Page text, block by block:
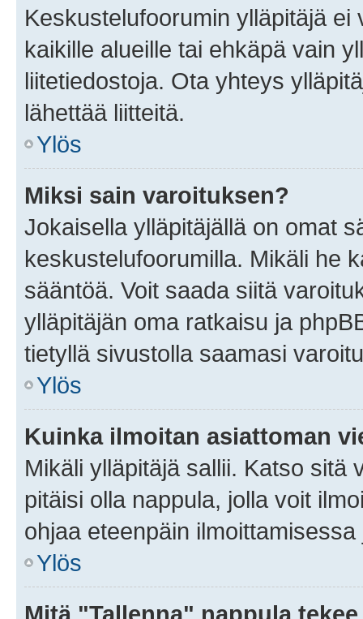
Keskustelufoorumin ylläpitäjä
kaikille alueille tai ehkäpä vain
liitetiedostoja. Ota yhteys
lähettää liitteitä.
Ylös
Miksi sain varoituksen?
Jokaisella ylläpitäjällä on omat
keskustelufoorumilla. Mikäli he
sääntöä. Voit saada siitä
ylläpitäjän oma ratkaisu ja
tietyllä sivustolla saamasi
Ylös
Kuinka ilmoitan asiattoman
Mikäli ylläpitäjä sallii. Katso sitä
pitäisi olla nappula, jolla voit
ohjaa eteenpäin
Ylös
Mitä "Tallenna" nappula